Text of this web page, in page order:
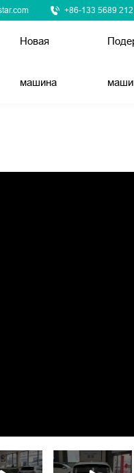
+86-133 5689
Новая
машина